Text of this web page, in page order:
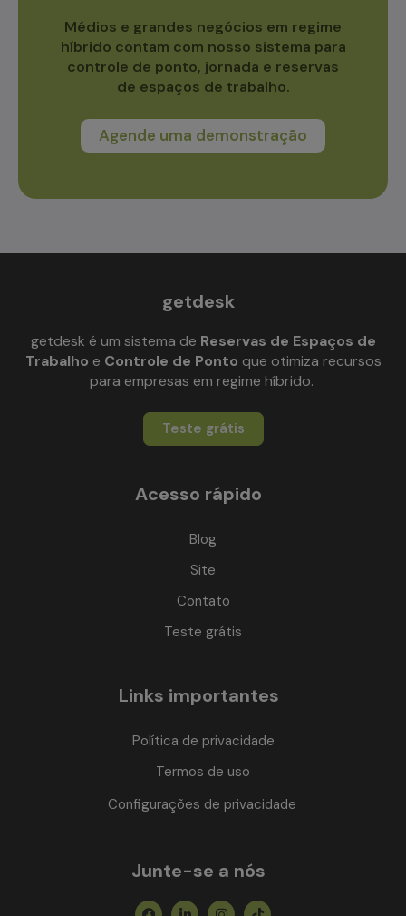
Médios e grandes negócios em regime
híbrido contam com nosso sistema para
controle de ponto, jornada e reservas
de espaços de trabalho.
Agende uma demonstração
getdesk
getdesk é um sistema de Reservas de Espaços de
Trabalho e Controle de Ponto que otimiza recursos
para empresas em regime híbrido.
Teste grátis
Acesso rápido
Blog
Site
Contato
Teste grátis
Links importantes
Política de privacidade
Termos de uso
Configurações de privacidade
Junte-se a nós
FacebookLinkedin-Instagram
Tiktok